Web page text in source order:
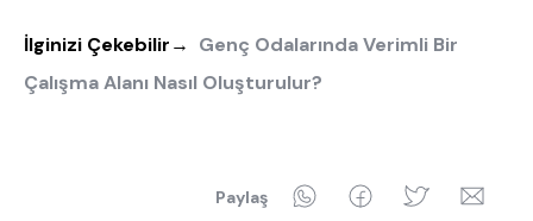
İlginizi Çekebilir→ Genç Odalarında Verimli Bir
Çalışma Alanı Nasıl Oluşturulur?
Paylaş WhatsAppFacebookTwitter